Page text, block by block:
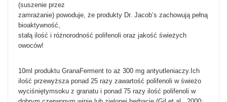
(suszenie przez
zamrażanie) powoduje, że produkty Dr. Jacob’s zachowują pełną
bioaktywność,
stałą ilość i różnorodność polifenoli oraz jakość świeżych
owoców!
10ml produktu GranaFerment to aż 300 mg antyutleniaczy.Ich
ilość przewyższa ponad 25 razy zawartość polifenoli w świeżo
wyciśniętymsoku z granatu i ponad 75 razy ilość polifenoli w